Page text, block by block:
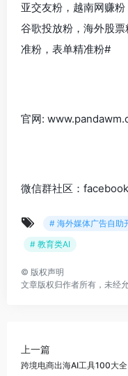
亚交友粉，越南网赚
谷歌投放粉，海外股
准粉，表单精准粉#
官网:
微信群社区：
# 海外媒体广告自助
# 教育类AI
© 版权声明
文章版权归作者所有，未经
上一篇
跨境电商出海AI工具100大全